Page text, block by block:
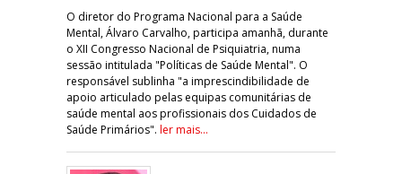
O diretor do Programa Nacional para a Saúde
Mental, Álvaro Carvalho, participa amanhã, durante
o XII Congresso Nacional de Psiquiatria, numa
sessão intitulada "Políticas de Saúde Mental". O
responsável sublinha "a imprescindibilidade de
apoio articulado pelas equipas comunitárias de
saúde mental aos profissionais dos Cuidados de
Saúde Primários". ler mais...